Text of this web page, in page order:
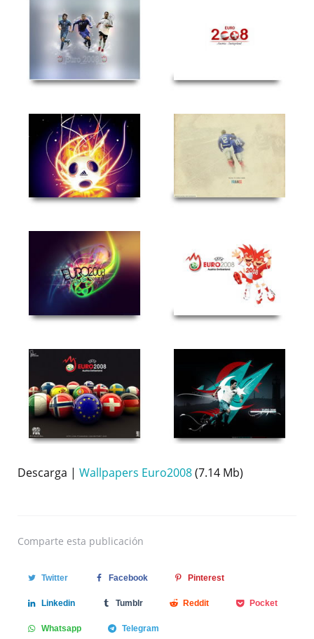
Descarga | Wallpapers Euro2008(7.14 Mb)
Comparte esta publicación
Twitter Facebook Pinterest
Linkedin Tumblr Reddit Pocket
Whatsapp Telegram